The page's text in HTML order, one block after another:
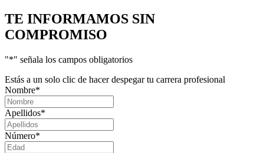
TE INFORMAMOS SIN
COMPROMISO
"*" señala los campos obligatorios
Estás a un solo clic de hacer despegar tu carrera profesional
Nombre*
Apellidos*
Número*